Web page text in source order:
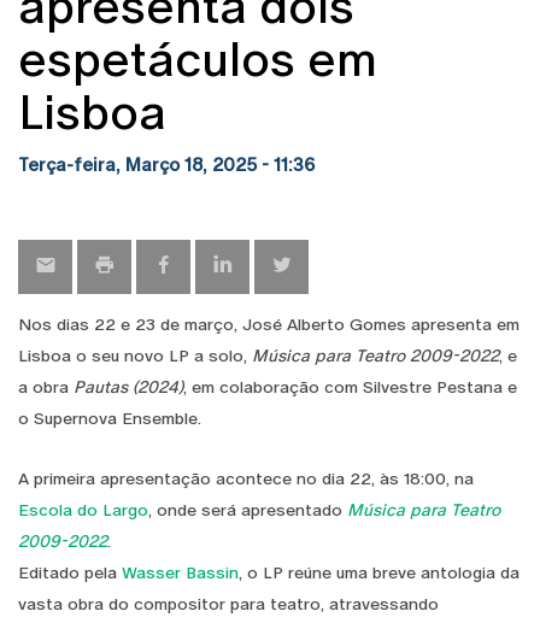
espetáculos em
Lisboa
Terça-feira, Março 18, 2025 - 11:36
Nos dias 22 e 23 de março, José Alberto Gomes apresenta em
Lisboa o seu novo LP a solo, Música para Teatro 2009-2022, e
a obra Pautas (2024), em colaboração com Silvestre Pestana e
o Supernova Ensemble.
A primeira apresentação acontece no dia 22, às 18:00, na
Escola do Largo , onde será apresentado Música para Teatro
2009-2022.
Editado pela Wasser Bassin , o LP reúne uma breve antologia da
vasta obra do compositor para teatro, atravessando